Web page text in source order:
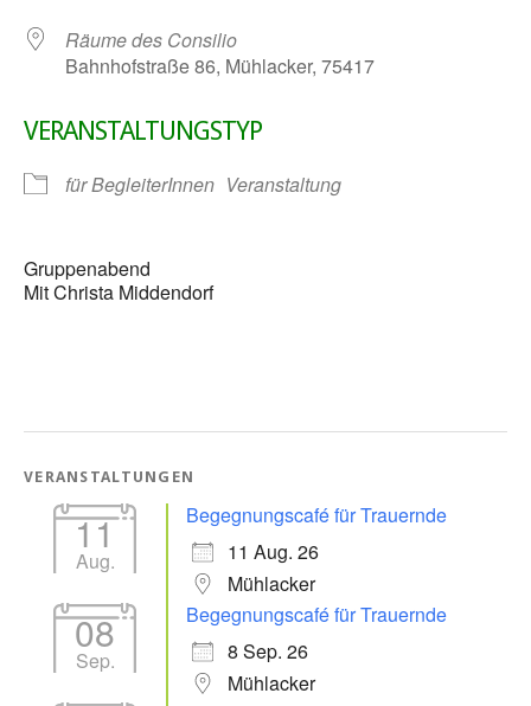
Räume des Consilio
Bahnhofstraße 86, Mühlacker, 75417
VERANSTALTUNGSTYP
für BegleiterInnen Veranstaltung
Gruppenabend
Mit Christa Middendorf
VERANSTALTUNGEN
11
Aug.
Begegnungscafé für Trauernde
11 Aug. 26
Mühlacker
08
Sep.
Begegnungscafé für Trauernde
8 Sep. 26
Mühlacker